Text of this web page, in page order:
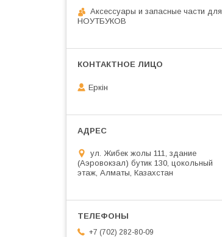
Аксессуары и запасные части для
НОУТБУКОВ
Еркін
ул. Жибек жолы 111, здание
(Аэровокзал) бутик 130, цокольный
этаж, Алматы, Казахстан
+7 (702) 282-80-09